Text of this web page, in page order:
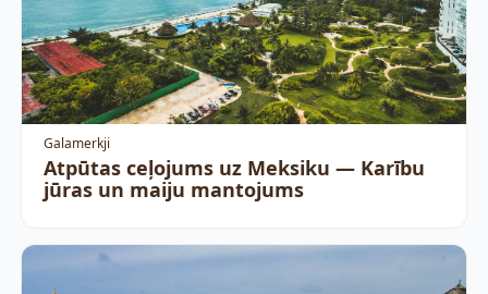
Galamerkji
Atpūtas ceļojums uz Meksiku — Karību
jūras un maiju mantojums